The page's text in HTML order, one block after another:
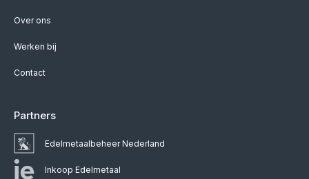
Over ons
Werken bij
Contact
Partners
Edelmetaalbeheer Nederland
Inkoop Edelmetaal